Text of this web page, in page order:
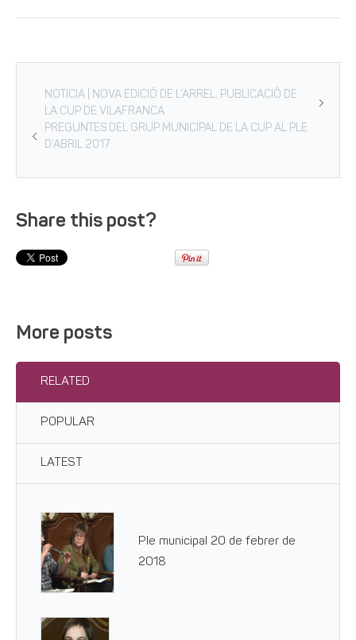
NOTICIA | NOVA EDICIÓ DE L’ARREL, PUBLICACIÓ DE
LA CUP DE VILAFRANCA
PREGUNTES DEL GRUP MUNICIPAL DE LA CUP AL PLE
D’ABRIL 2017
Share this post?
More posts
RELATED
POPULAR
LATEST
Ple municipal 20 de febrer de
2018